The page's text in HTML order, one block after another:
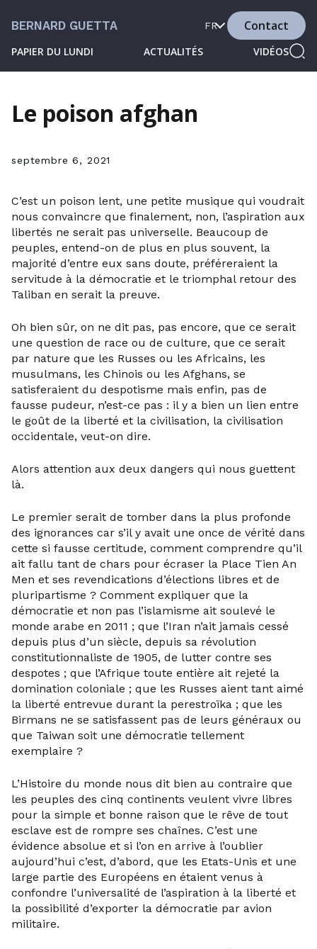
BERNARD GUETTA
PAPIER DU LUNDI ACTUALITÉS VIDÉOS
FR Contact
Le poison afghan
septembre 6, 2021
C’est un poison lent, une petite musique qui voudrait
nous convaincre que finalement, non, l’aspiration aux
libertés ne serait pas universelle. Beaucoup de
peuples, entend-on de plus en plus souvent, la
majorité d’entre eux sans doute, préféreraient la
servitude à la démocratie et le triomphal retour des
Taliban en serait la preuve.
Oh bien sûr, on ne dit pas, pas encore, que ce serait
une question de race ou de culture, que ce serait
par nature que les Russes ou les Africains, les
musulmans, les Chinois ou les Afghans, se
satisferaient du despotisme mais enfin, pas de
fausse pudeur, n’est-ce pas : il y a bien un lien entre
le goût de la liberté et la civilisation, la civilisation
occidentale, veut-on dire.
Alors attention aux deux dangers qui nous guettent
là.
Le premier serait de tomber dans la plus profonde
des ignorances car s’il y avait une once de vérité dans
cette si fausse certitude, comment comprendre qu’il
ait fallu tant de chars pour écraser la Place Tien An
Men et ses revendications d’élections libres et de
pluripartisme ? Comment expliquer que la
démocratie et non pas l’islamisme ait soulevé le
monde arabe en 2011 ; que l’Iran n’ait jamais cessé
depuis plus d’un siècle, depuis sa révolution
constitutionnaliste de 1905, de lutter contre ses
despotes ; que l’Afrique toute entière ait rejeté la
domination coloniale ; que les Russes aient tant aimé
la liberté entrevue durant la perestroïka ; que les
Birmans ne se satisfassent pas de leurs généraux ou
que Taiwan soit une démocratie tellement
exemplaire ?
L’Histoire du monde nous dit bien au contraire que
les peuples des cinq continents veulent vivre libres
pour la simple et bonne raison que le rêve de tout
esclave est de rompre ses chaînes. C’est une
évidence absolue et si l’on en arrive à l’oublier
aujourd’hui c’est, d’abord, que les Etats-Unis et une
large partie des Européens en étaient venus à
confondre l’universalité de l’aspiration à la liberté et
la possibilité d’exporter la démocratie par avion
militaire.